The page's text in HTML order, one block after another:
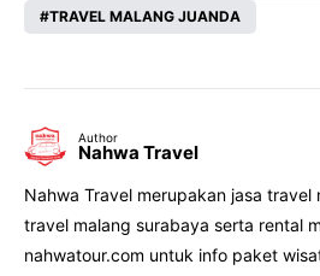
TRAVEL MALANG JUANDA
Author
Nahwa Travel
Nahwa Travel merupakan jasa
travel malang surabaya serta rental
nahwatour.com untuk info paket